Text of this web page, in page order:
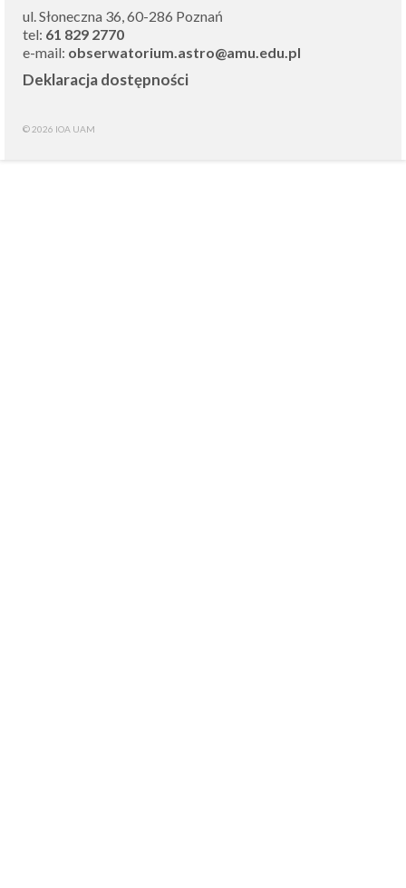
ul. Słoneczna 36, 60-286 Poznań
tel: 61 829 2770
e-mail: obserwatorium.astro@amu.edu.pl
Deklaracja dostępności
© 2026 IOA UAM